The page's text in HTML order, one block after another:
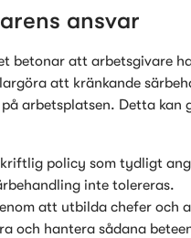
ansvar
betonar att arbetsgivare
att kränkande
arbetsplatsen. Detta kan
policy som tydligt
inte tolereras.
att utbilda chefer och
och hantera sådana